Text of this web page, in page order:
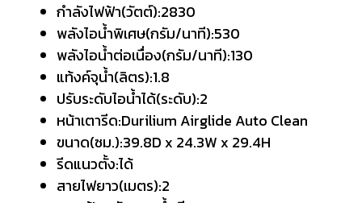
กำลังไฟฟ้า(วัตต์):2830
พลังไอน้ำพิเศษ(กรัม/นาที):530
พลังไอน้ำต่อเนื่อง(กรัม/นาที):130
แท้งค์จุน้ำ(ลิตร):1.8
ปรับระดับไอน้ำได้(ระดับ):2
หน้าเตารีด:Durilium Airglide Auto Clean
ขนาด(ซม.):39.8D x 24.3W x 29.4H
รีดแนวตั้ง:ได้
สายไฟยาว(เมตร):2